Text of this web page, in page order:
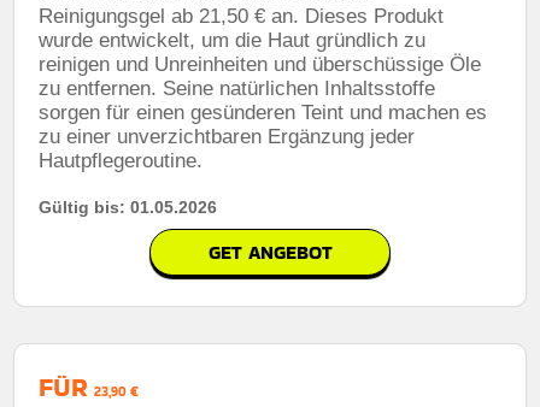
Reinigungsgel ab 21,50 € an. Dieses Produkt
wurde entwickelt, um die Haut gründlich zu
reinigen und Unreinheiten und überschüssige Öle
zu entfernen. Seine natürlichen Inhaltsstoffe
sorgen für einen gesünderen Teint und machen es
zu einer unverzichtbaren Ergänzung jeder
Hautpflegeroutine.
Gültig bis: 01.05.2026
GET ANGEBOT
FÜR 23,90 €